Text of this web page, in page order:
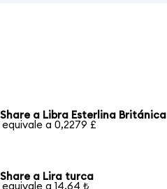
a Libra Esterlina Británica
equivale a 0,2279 £
a Lira turca
equivale a 14,64 ₺